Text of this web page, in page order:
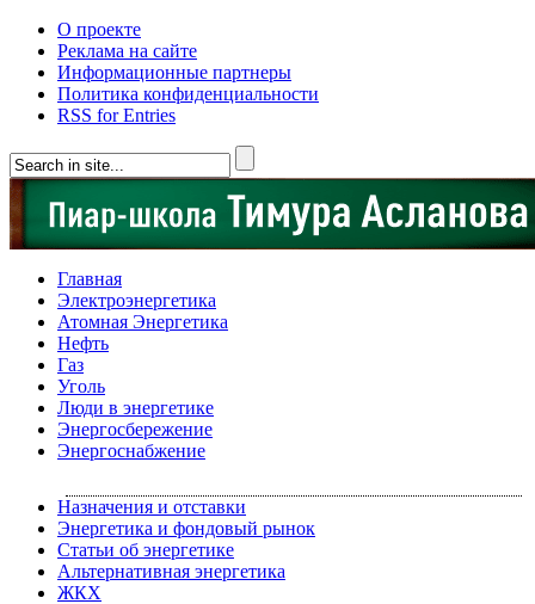
О проекте
Реклама на сайте
Информационные партнеры
Политика конфиденциальности
RSS for Entries
Главная
Электроэнергетика
Атомная Энергетика
Нефть
Газ
Уголь
Люди в энергетике
Энергосбережение
Энергоснабжение
Назначения и отставки
Энергетика и фондовый рынок
Статьи об энергетике
Альтернативная энергетика
ЖКХ